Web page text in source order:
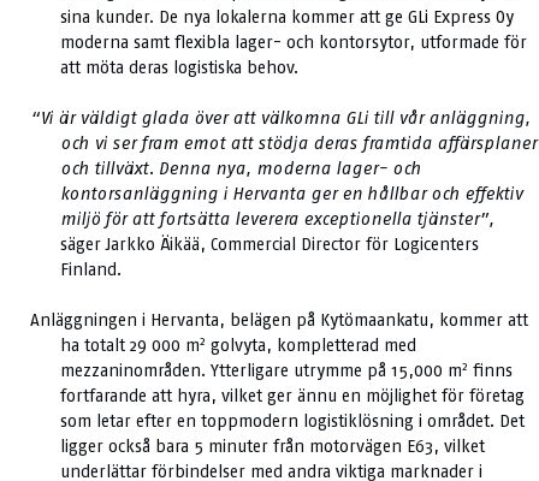
sina kunder. De nya lokalerna kommer att ge GLi Express Oy
moderna samt flexibla lager- och kontorsytor, utformade för
att möta deras logistiska behov.
“Vi är väldigt glada över att välkomna GLi till vår anläggning,
och vi ser fram emot att stödja deras framtida affärsplaner
och tillväxt. Denna nya, moderna lager- och
kontorsanläggning i Hervanta ger en hållbar och effektiv
miljö för att fortsätta leverera exceptionella tjänster”,
säger Jarkko Äikää, Commercial Director för Logicenters
Finland.
Anläggningen i Hervanta, belägen på Kytömaankatu, kommer att
ha totalt 29 000 m2 golvyta, kompletterad med
mezzaninområden. Ytterligare utrymme på 15,000 m2 finns
fortfarande att hyra, vilket ger ännu en möjlighet för företag
som letar efter en toppmodern logistiklösning i området. Det
ligger också bara 5 minuter från motorvägen E63, vilket
underlättar förbindelser med andra viktiga marknader i